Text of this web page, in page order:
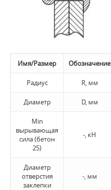
Имя/Размер Обозначение
Радиус R, мм
Диаметр D, мм
Min
вырывающая
сила (бетон
25)
-, кН
Диаметр
отверстия
заклепки
-, мм